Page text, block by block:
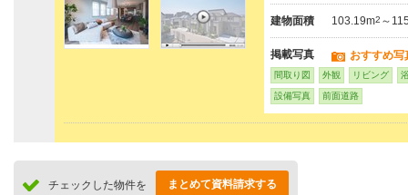
建物面積 103.19m2 ～
掲載写真 おすすめ写
間取り図 外観 リビング
設備写真 前面道路
チェックした物件を まとめて資料請求する